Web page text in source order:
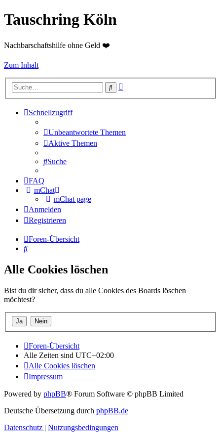
Tauschring Köln
Nachbarschaftshilfe ohne Geld ❤️
Zum Inhalt
Suche
Schnellzugriff
Unbeantwortete Themen
Aktive Themen
Suche
FAQ
mChat
mChat page
Anmelden
Registrieren
Foren-Übersicht
Suche
Alle Cookies löschen
Bist du dir sicher, dass du alle Cookies des Boards löschen
möchtest?
Foren-Übersicht
Alle Zeiten sind UTC+02:00
Alle Cookies löschen
Impressum
Powered by phpBB® Forum Software © phpBB Limited
Deutsche Übersetzung durch phpBB.de
Datenschutz | Nutzungsbedingungen